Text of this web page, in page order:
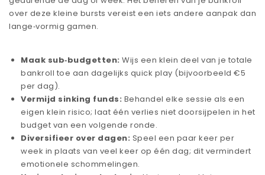
over deze kleine bursts vereist een iets andere aanpak dan
lange‑vormig gamen.
Maak sub‑budgetten: Wijs een klein deel van je totale
bankroll toe aan dagelijks quick play (bijvoorbeeld €5
per dag).
Vermijd sinking funds: Behandel elke sessie als een
eigen klein risico; laat één verlies niet doorsijpelen in het
budget van een volgende ronde.
Diversifieer over dagen: Speel een paar keer per
week in plaats van veel keer op één dag; dit vermindert
emotionele schommelingen.